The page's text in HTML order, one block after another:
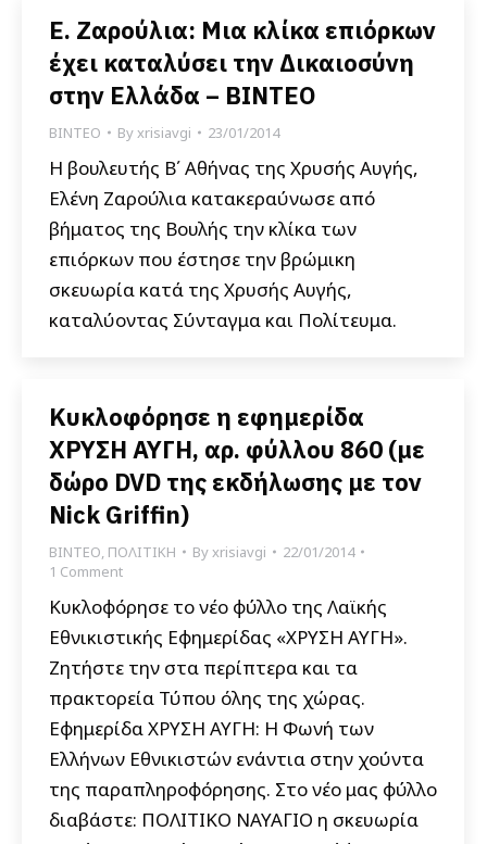
Ε. Ζαρούλια: Μια κλίκα επιόρκων
έχει καταλύσει την Δικαιοσύνη
στην Ελλάδα – ΒΙΝΤΕΟ
ΒΙΝΤΕΟ Byxrisiavgi 23/01/2014
Η βουλευτής Β΄ Αθήνας της Χρυσής Αυγής,
Ελένη Ζαρούλια κατακεραύνωσε από
βήματος της Βουλής την κλίκα των
επιόρκων που έστησε την βρώμικη
σκευωρία κατά της Χρυσής Αυγής,
καταλύοντας Σύνταγμα και Πολίτευμα.
Κυκλοφόρησε η εφημερίδα
ΧΡΥΣΗ ΑΥΓΗ, αρ. φύλλου 860 (με
δώρο DVD της εκδήλωσης με τον
Nick Griffin)
ΒΙΝΤΕΟ, ΠΟΛΙΤΙΚΗ Byxrisiavgi
22/01/2014
1 Comment
Κυκλοφόρησε το νέο φύλλο της Λαϊκής
Εθνικιστικής Εφημερίδας «ΧΡΥΣΗ ΑΥΓΗ».
Ζητήστε την στα περίπτερα και τα
πρακτορεία Τύπου όλης της χώρας.
Εφημερίδα ΧΡΥΣΗ ΑΥΓΗ: Η Φωνή των
Ελλήνων Εθνικιστών ενάντια στην χούντα
της παραπληροφόρησης. Στο νέο μας φύλλο
διαβάστε: ΠΟΛΙΤΙΚΟ ΝΑΥΑΓΙΟ η σκευωρία